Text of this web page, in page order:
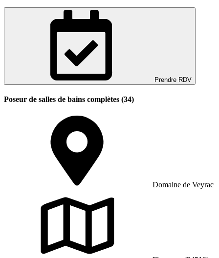
Prendre RDV
Poseur de salles de bains complètes (34)
Domaine de Veyrac